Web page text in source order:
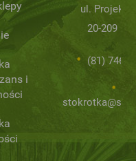
i
ul.
20-209
(81) 746